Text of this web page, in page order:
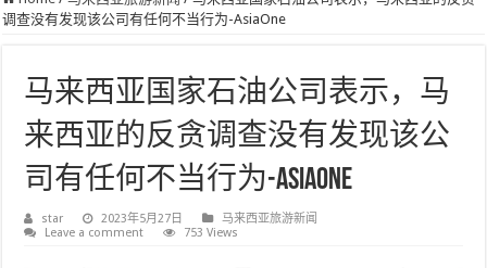
调查没有发现该公司有任何不当行为-AsiaOne
马来西亚国家石油公司表示，马
来西亚的反贪调查没有发现该公
司有任何不当行为-AsiaOne
star 2023年5月27日
马来西亚旅游新闻
Leave a comment
753 Views